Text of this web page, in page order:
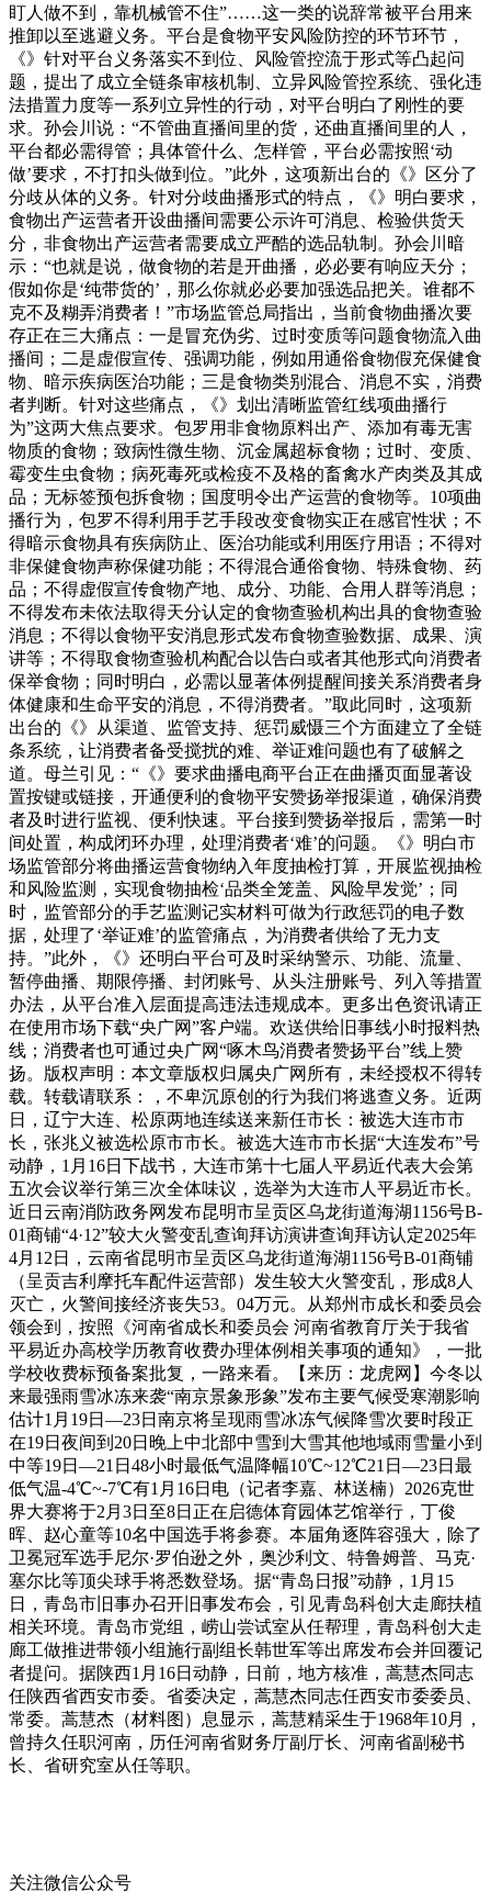
盯人做不到，靠机械管不住”……这一类的说辞常被平台用来
推卸以至逃避义务。平台是食物平安风险防控的环节环节，
《》针对平台义务落实不到位、风险管控流于形式等凸起问
题，提出了成立全链条审核机制、立异风险管控系统、强化违
法措置力度等一系列立异性的行动，对平台明白了刚性的要
求。孙会川说：“不管曲直播间里的货，还曲直播间里的人，
平台都必需得管；具体管什么、怎样管，平台必需按照‘动
做’要求，不打扣头做到位。”此外，这项新出台的《》区分了
分歧从体的义务。针对分歧曲播形式的特点，《》明白要求，
食物出产运营者开设曲播间需要公示许可消息、检验供货天
分，非食物出产运营者需要成立严酷的选品轨制。孙会川暗
示：“也就是说，做食物的若是开曲播，必必要有响应天分；
假如你是‘纯带货的’，那么你就必必要加强选品把关。谁都不
克不及糊弄消费者！”市场监管总局指出，当前食物曲播次要
存正在三大痛点：一是冒充伪劣、过时变质等问题食物流入曲
播间；二是虚假宣传、强调功能，例如用通俗食物假充保健食
物、暗示疾病医治功能；三是食物类别混合、消息不实，消费
者判断。针对这些痛点，《》划出清晰监管红线项曲播行
为”这两大焦点要求。包罗用非食物原料出产、添加有毒无害
物质的食物；致病性微生物、沉金属超标食物；过时、变质、
霉变生虫食物；病死毒死或检疫不及格的畜禽水产肉类及其成
品；无标签预包拆食物；国度明令出产运营的食物等。10项曲
播行为，包罗不得利用手艺手段改变食物实正在感官性状；不
得暗示食物具有疾病防止、医治功能或利用医疗用语；不得对
非保健食物声称保健功能；不得混合通俗食物、特殊食物、药
品；不得虚假宣传食物产地、成分、功能、合用人群等消息；
不得发布未依法取得天分认定的食物查验机构出具的食物查验
消息；不得以食物平安消息形式发布食物查验数据、成果、演
讲等；不得取食物查验机构配合以告白或者其他形式向消费者
保举食物；同时明白，必需以显著体例提醒间接关系消费者身
体健康和生命平安的消息，不得消费者。”取此同时，这项新
出台的《》从渠道、监管支持、惩罚威慑三个方面建立了全链
条系统，让消费者备受搅扰的难、举证难问题也有了破解之
道。母兰引见：“《》要求曲播电商平台正在曲播页面显著设
置按键或链接，开通便利的食物平安赞扬举报渠道，确保消费
者及时进行监视、便利快速。平台接到赞扬举报后，需第一时
间处置，构成闭环办理，处理消费者‘难’的问题。《》明白市
场监管部分将曲播运营食物纳入年度抽检打算，开展监视抽检
和风险监测，实现食物抽检‘品类全笼盖、风险早发觉’；同
时，监管部分的手艺监测记实材料可做为行政惩罚的电子数
据，处理了‘举证难’的监管痛点，为消费者供给了无力支
持。”此外，《》还明白平台可及时采纳警示、功能、流量、
暂停曲播、期限停播、封闭账号、从头注册账号、列入等措置
办法，从平台准入层面提高违法违规成本。更多出色资讯请正
在使用市场下载“央广网”客户端。欢送供给旧事线小时报料热
线；消费者也可通过央广网“啄木鸟消费者赞扬平台”线上赞
扬。版权声明：本文章版权归属央广网所有，未经授权不得转
载。转载请联系：，不卑沉原创的行为我们将逃查义务。近两
日，辽宁大连、松原两地连续送来新任市长：被选大连市市
长，张兆义被选松原市市长。被选大连市市长据“大连发布”号
动静，1月16日下战书，大连市第十七届人平易近代表大会第
五次会议举行第三次全体味议，选举为大连市人平易近市长。
近日云南消防政务网发布昆明市呈贡区乌龙街道海湖1156号B-
01商铺“4·12”较大火警变乱查询拜访演讲查询拜访认定2025年
4月12日，云南省昆明市呈贡区乌龙街道海湖1156号B-01商铺
（呈贡吉利摩托车配件运营部）发生较大火警变乱，形成8人
灭亡，火警间接经济丧失53。04万元。从郑州市成长和委员会
领会到，按照《河南省成长和委员会 河南省教育厅关于我省
平易近办高校学历教育收费办理体例相关事项的通知》，一批
学校收费标预备案批复，一路来看。【来历：龙虎网】今冬以
来最强雨雪冰冻来袭“南京景象形象”发布主要气候受寒潮影响
估计1月19日—23日南京将呈现雨雪冰冻气候降雪次要时段正
在19日夜间到20日晚上中北部中雪到大雪其他地域雨雪量小到
中等19日—21日48小时最低气温降幅10℃~12℃21日—23日最
低气温-4℃~-7℃有1月16日电（记者李嘉、林送楠）2026克世
界大赛将于2月3日至8日正在启德体育园体艺馆举行，丁俊
晖、赵心童等10名中国选手将参赛。本届角逐阵容强大，除了
卫冕冠军选手尼尔·罗伯逊之外，奥沙利文、特鲁姆普、马克·
塞尔比等顶尖球手将悉数登场。据“青岛日报”动静，1月15
日，青岛市旧事办召开旧事发布会，引见青岛科创大走廊扶植
相关环境。青岛市党组，崂山尝试室从任帮理，青岛科创大走
廊工做推进带领小组施行副组长韩世军等出席发布会并回覆记
者提问。据陕西1月16日动静，日前，地方核准，蒿慧杰同志
任陕西省西安市委。省委决定，蒿慧杰同志任西安市委委员、
常委。蒿慧杰（材料图）息显示，蒿慧精采生于1968年10月，
曾持久任职河南，历任河南省财务厅副厅长、河南省副秘书
长、省研究室从任等职。
关注微信公众号